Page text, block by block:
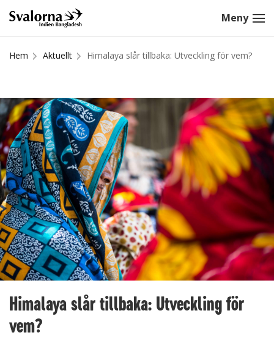
Hem Aktuellt Himalaya slår tillbaka: Utveckling för vem?
Himalaya slår tillbaka: Utveckling för
vem?